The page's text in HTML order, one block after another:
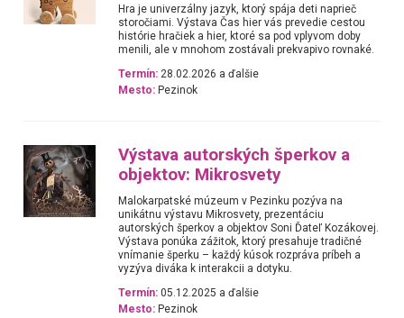
Hra je univerzálny jazyk, ktorý spája deti naprieč
storočiami. Výstava Čas hier vás prevedie cestou
histórie hračiek a hier, ktoré sa pod vplyvom doby
menili, ale v mnohom zostávali prekvapivo rovnaké.
Termín: 28.02.2026 a ďalšie
Mesto: Pezinok
Výstava autorských šperkov a
objektov: Mikrosvety
Malokarpatské múzeum v Pezinku pozýva na
unikátnu výstavu Mikrosvety, prezentáciu
autorských šperkov a objektov Soni Ďateľ Kozákovej.
Výstava ponúka zážitok, ktorý presahuje tradičné
vnímanie šperku – každý kúsok rozpráva príbeh a
vyzýva diváka k interakcii a dotyku.
Termín: 05.12.2025 a ďalšie
Mesto: Pezinok